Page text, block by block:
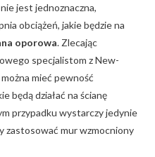
jest jednoznaczna,
obciążeń, jakie będzie na
oporowa. Zlecając
specjalistom z New-
mieć pewność
będą działać na ścianę
przypadku wystarczy jedynie
zastosować mur wzmocniony